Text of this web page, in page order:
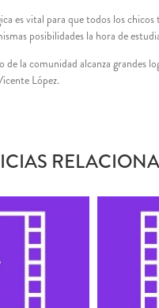
es vital para que todos los
posibilidades la hora de
de la comunidad alcanza
López.